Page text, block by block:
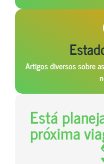
Artigos diversos sobre
Está
próxima